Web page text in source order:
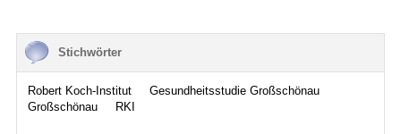
Stichwörter
Robert Koch-Institut
Gesundheitsstudie Großschönau
Großschönau
RKI